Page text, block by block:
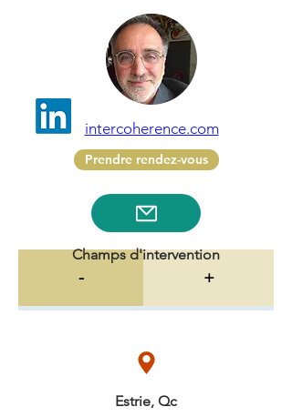
intercoherence.com
Prendre rendez-vous
- +
Champs d'intervention
Estrie, Qc